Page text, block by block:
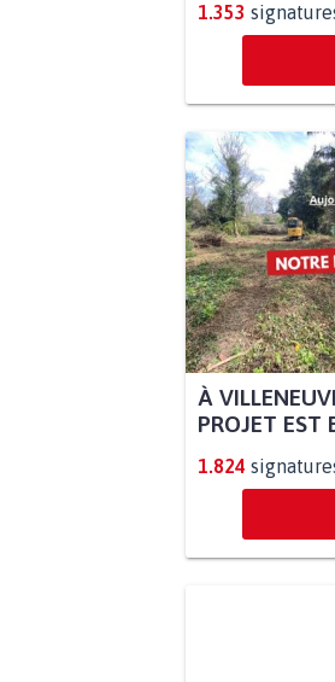
1.353
À
PROJET EST
1.824